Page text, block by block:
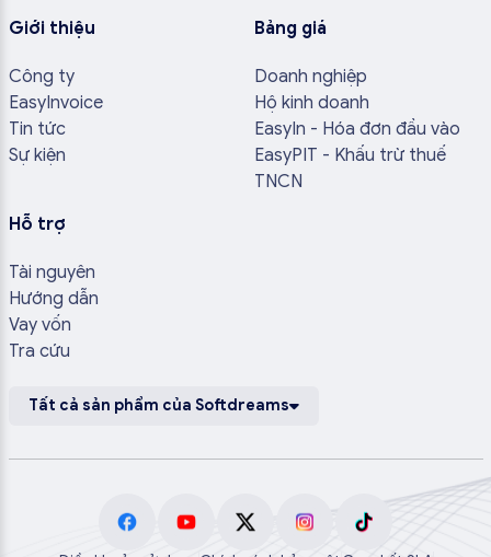
Giới thiệu
Công ty
EasyInvoice
Tin tức
Sự kiện
Bảng giá
Doanh nghiệp
Hộ kinh doanh
EasyIn - Hóa đơn đầu vào
EasyPIT - Khấu trừ thuế
TNCN
Hỗ trợ
Tài nguyên
Hướng dẫn
Vay vốn
Tra cứu
Tất cả sản phẩm của Softdreams